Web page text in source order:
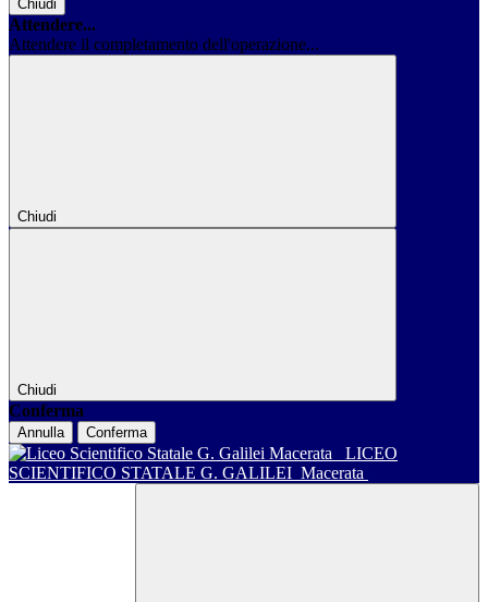
Chiudi
Attendere...
Attendere il completamento dell'operazione...
Chiudi
Chiudi
Conferma
Annulla Conferma
LICEO
SCIENTIFICO STATALE G. GALILEI Macerata